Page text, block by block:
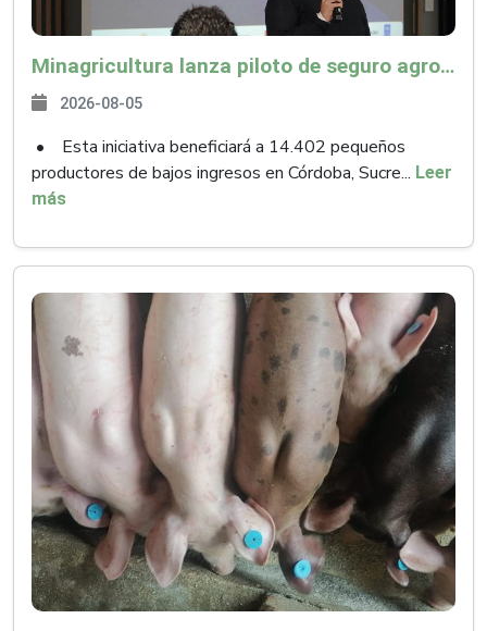
Minagricultura lanza piloto de seguro agropecuario por $9.625 millones para proteger a más de 14.000 pequeños productores contra riesgos del Fenómeno de El Niño
2026-08-05
• Esta iniciativa beneficiará a 14.402 pequeños
productores de bajos ingresos en Córdoba, Sucre... Leer
más